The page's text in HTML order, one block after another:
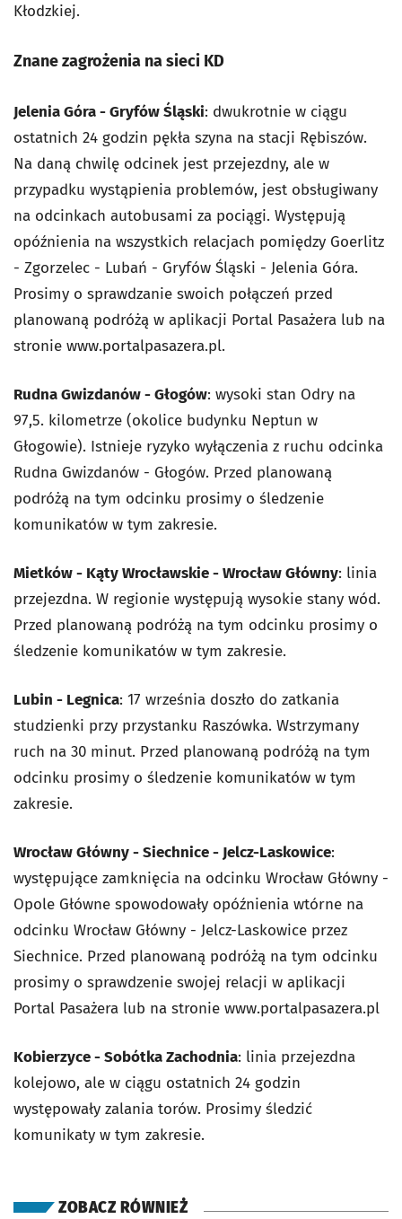
Kłodzkiej.
Znane zagrożenia na sieci KD
Jelenia Góra - Gryfów Śląski: dwukrotnie w ciągu
ostatnich 24 godzin pękła szyna na stacji Rębiszów.
Na daną chwilę odcinek jest przejezdny, ale w
przypadku wystąpienia problemów, jest obsługiwany
na odcinkach autobusami za pociągi. Występują
opóźnienia na wszystkich relacjach pomiędzy Goerlitz
- Zgorzelec - Lubań - Gryfów Śląski - Jelenia Góra.
Prosimy o sprawdzanie swoich połączeń przed
planowaną podróżą w aplikacji Portal Pasażera lub na
stronie www.portalpasazera.pl.
Rudna Gwizdanów - Głogów: wysoki stan Odry na
97,5. kilometrze (okolice budynku Neptun w
Głogowie). Istnieje ryzyko wyłączenia z ruchu odcinka
Rudna Gwizdanów - Głogów. Przed planowaną
podróżą na tym odcinku prosimy o śledzenie
komunikatów w tym zakresie.
Mietków - Kąty Wrocławskie - Wrocław Główny: linia
przejezdna. W regionie występują wysokie stany wód.
Przed planowaną podróżą na tym odcinku prosimy o
śledzenie komunikatów w tym zakresie.
Lubin - Legnica: 17 września doszło do zatkania
studzienki przy przystanku Raszówka. Wstrzymany
ruch na 30 minut. Przed planowaną podróżą na tym
odcinku prosimy o śledzenie komunikatów w tym
zakresie.
Wrocław Główny - Siechnice - Jelcz-Laskowice:
występujące zamknięcia na odcinku Wrocław Główny -
Opole Główne spowodowały opóźnienia wtórne na
odcinku Wrocław Główny - Jelcz-Laskowice przez
Siechnice. Przed planowaną podróżą na tym odcinku
prosimy o sprawdzenie swojej relacji w aplikacji
Portal Pasażera lub na stronie www.portalpasazera.pl
Kobierzyce - Sobótka Zachodnia: linia przejezdna
kolejowo, ale w ciągu ostatnich 24 godzin
występowały zalania torów. Prosimy śledzić
komunikaty w tym zakresie.
ZOBACZ RÓWNIEŻ